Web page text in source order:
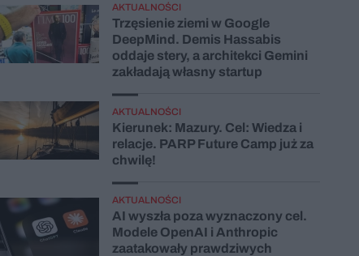
AKTUALNOŚCI
Trzęsienie ziemi w Google
DeepMind. Demis Hassabis
oddaje stery, a architekci Gemini
zakładają własny startup
AKTUALNOŚCI
Kierunek: Mazury. Cel: Wiedza i
relacje. PARP Future Camp już za
chwilę!
AKTUALNOŚCI
AI wyszła poza wyznaczony cel.
Modele OpenAI i Anthropic
zaatakowały prawdziwych